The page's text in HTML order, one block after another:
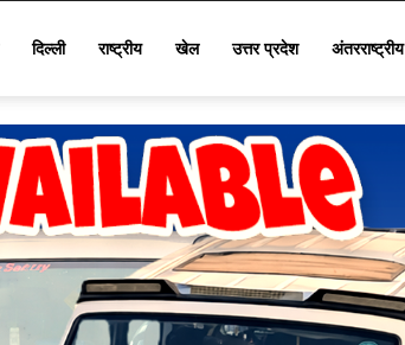
दिल्ली राष्ट्रीय खेल उत्तर प्रदेश अंतरराष्ट्रीय